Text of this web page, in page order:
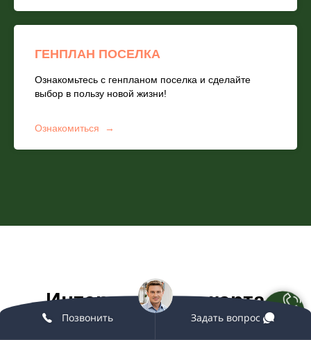
ГЕНПЛАН ПОСЕЛКА
Ознакомьтесь с генпланом поселка и сделайте
выбор в пользу новой жизни!
Ознакомиться
Интерактивная карта
Позвоните нам!
Позвонить Задать вопрос